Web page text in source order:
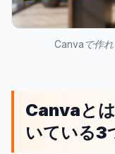
Canvaで作
Canvaと
いている3